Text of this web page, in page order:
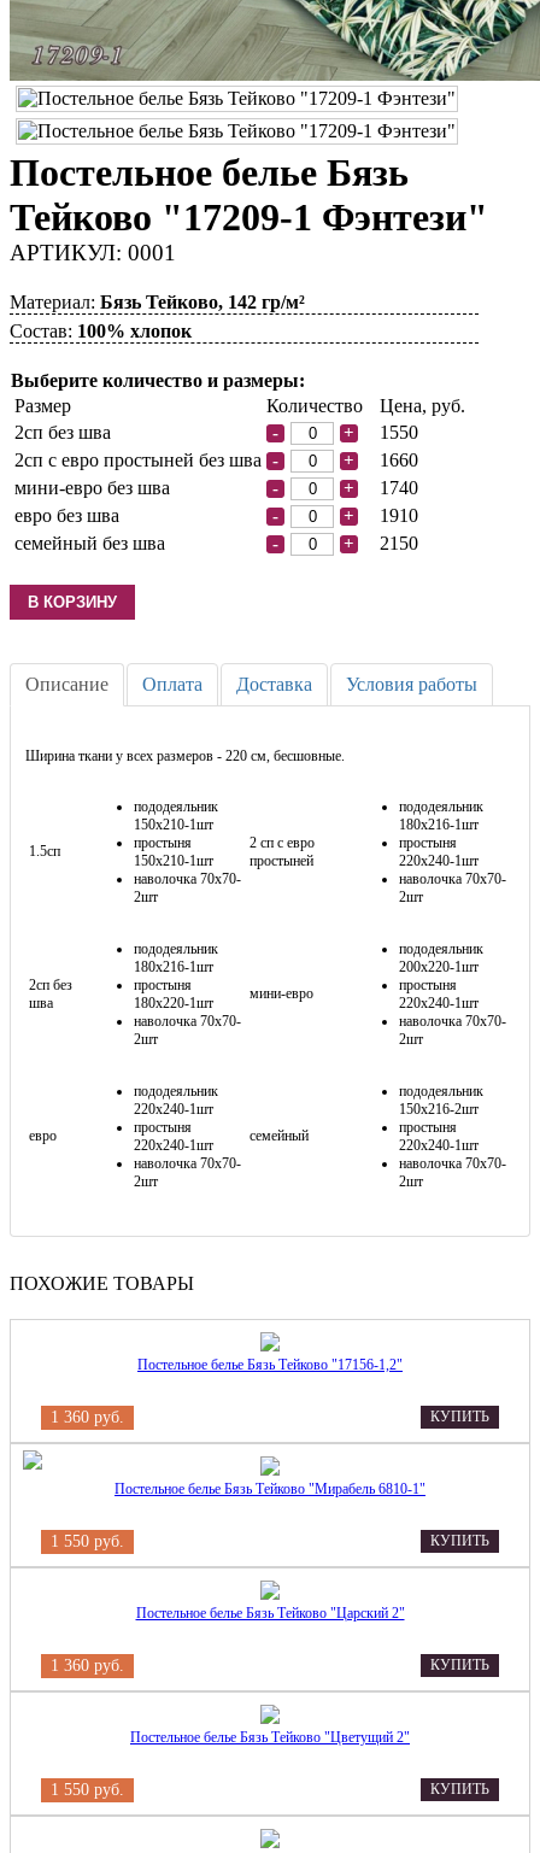
Постельное белье Бязь
Тейково "17209-1 Фэнтези"
АРТИКУЛ: 0001
Материал: Бязь Тейково, 142 гр/м²
Состав: 100% хлопок
Выберите количество и размеры:
Размер
Количество
Цена, руб.
2сп без шва
- +
1550
2сп с евро простыней без шва
- +
1660
мини-евро без шва
- +
1740
евро без шва
- +
1910
семейный без шва
- + 2150
Описание Оплата Доставка Условия работы
Ширина ткани у всех размеров - 220 см, бесшовные.
1.5сп
пододеяльник
150х210-1шт
простыня
150х210-1шт
наволочка 70х70-
2шт
2 сп с евро
простыней
пододеяльник
180х216-1шт
простыня
220х240-1шт
наволочка 70х70-
2шт
2сп без
шва
пододеяльник
180х216-1шт
простыня
180х220-1шт
наволочка 70х70-
2шт
мини-евро
пододеяльник
200х220-1шт
простыня
220х240-1шт
наволочка 70х70-
2шт
евро
пододеяльник
220х240-1шт
простыня
220х240-1шт
наволочка 70х70-
2шт
семейный
пододеяльник
150х216-2шт
простыня
220х240-1шт
наволочка 70х70-
2шт
ПОХОЖИЕ ТОВАРЫ
Постельное белье Бязь Тейково "17156-1,2"
1 360 руб. КУПИТЬ
Постельное белье Бязь Тейково "Мирабель 6810-1"
1 550 руб. КУПИТЬ
Постельное белье Бязь Тейково "Царский 2"
1 360 руб. КУПИТЬ
Постельное белье Бязь Тейково "Цветущий 2"
1 550 руб. КУПИТЬ